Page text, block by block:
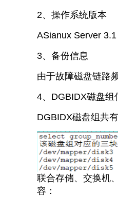
2、操作系统版本
ASianux Server 3.1
3、备份信息
由于故障磁盘链路
4、DGBIDX磁盘组
DGBIDX磁盘组共
联合存储、交换机
容：